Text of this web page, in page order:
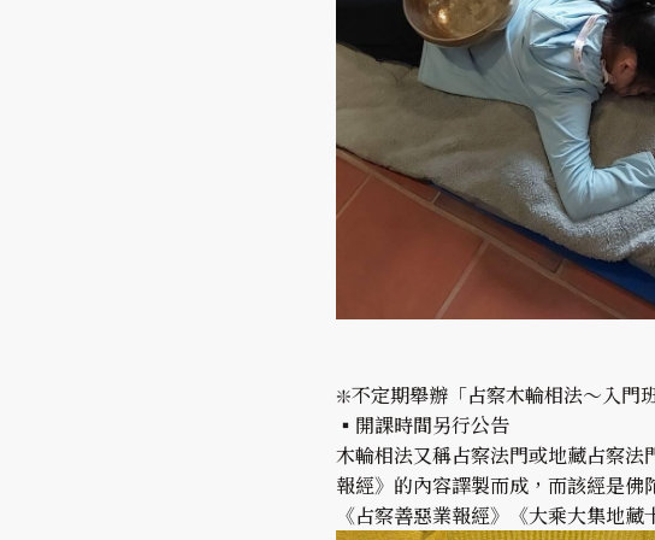
❇️不定期舉辦「占察木輪相法～入門班
▪️開課時間另行公告
木輪相法又稱占察法門或地藏占察
報經》的內容譯製而成，而該經是佛
《占察善惡業報經》《大乘大集地